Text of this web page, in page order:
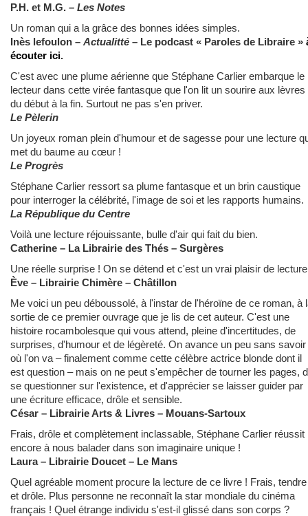
P.H. et M.G. – Les Notes
Un roman qui a la grâce des bonnes idées simples.
Inès lefoulon – Actualitté – Le podcast « Paroles de Libraire »
écouter ici.
C'est avec une plume aérienne que Stéphane Carlier embarque le
lecteur dans cette virée fantasque que l'on lit un sourire aux lèvres
du début à la fin. Surtout ne pas s'en priver.
Le Pèlerin
Un joyeux roman plein d'humour et de sagesse pour une lecture
met du baume au cœur !
Le Progrès
Stéphane Carlier ressort sa plume fantasque et un brin caustique
pour interroger la célébrité, l'image de soi et les rapports humains.
La République du Centre
Voilà une lecture réjouissante, bulle d'air qui fait du bien.
Catherine – La Librairie des Thés – Surgères
Une réelle surprise ! On se détend et c'est un vrai plaisir de
Ève – Librairie Chimère – Châtillon
Me voici un peu déboussolé, à l'instar de l'héroïne de ce roman, à
sortie de ce premier ouvrage que je lis de cet auteur. C'est une
histoire rocambolesque qui vous attend, pleine d'incertitudes, de
surprises, d'humour et de légèreté. On avance un peu sans savoir
où l'on va – finalement comme cette célèbre actrice blonde dont il
est question – mais on ne peut s'empêcher de tourner les pages,
se questionner sur l'existence, et d'apprécier se laisser guider par
une écriture efficace, drôle et sensible.
César – Librairie Arts & Livres – Mouans-Sartoux
Frais, drôle et complètement inclassable, Stéphane Carlier réussit
encore à nous balader dans son imaginaire unique !
Laura – Librairie Doucet – Le Mans
Quel agréable moment procure la lecture de ce livre ! Frais, tendre
et drôle. Plus personne ne reconnaît la star mondiale du cinéma
français ! Quel étrange individu s'est-il glissé dans son corps ?